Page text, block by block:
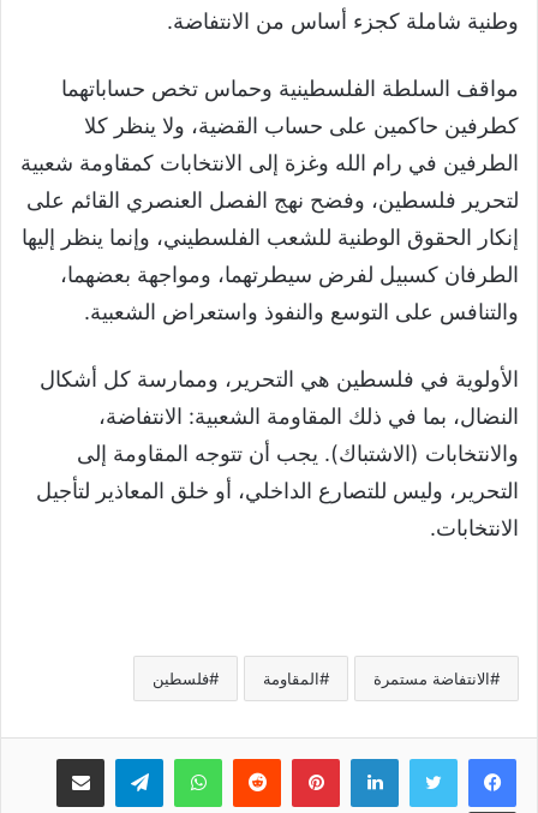
وطنية شاملة كجزء أساس من الانتفاضة.
مواقف السلطة الفلسطينية وحماس تخص حساباتهما
كطرفين حاكمين على حساب القضية، ولا ينظر كلا
الطرفين في رام الله وغزة إلى الانتخابات كمقاومة شعبية
لتحرير فلسطين، وفضح نهج الفصل العنصري القائم على
إنكار الحقوق الوطنية للشعب الفلسطيني، وإنما ينظر إليها
الطرفان كسبيل لفرض سيطرتهما، ومواجهة بعضهما،
والتنافس على التوسع والنفوذ واستعراض الشعبية.
الأولوية في فلسطين هي التحرير، وممارسة كل أشكال
النضال، بما في ذلك المقاومة الشعبية: الانتفاضة،
والانتخابات (الاشتباك). يجب أن تتوجه المقاومة إلى
التحرير، وليس للتصارع الداخلي، أو خلق المعاذير لتأجيل
الانتخابات.
الانتفاضة مستمرة المقاومة فلسطين
لينكدإنبينتيريست واتسابتيلقرام مشاركة عبر البريد